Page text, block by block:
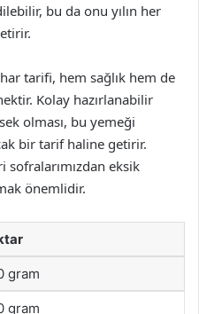
bu da onu yılın her
tarifi, hem sağlık hem de
Kolay hazırlanabilir
olması, bu yemeği
bir tarif haline getirir.
sofralarımızdan eksik
önemlidir.
gram
gram